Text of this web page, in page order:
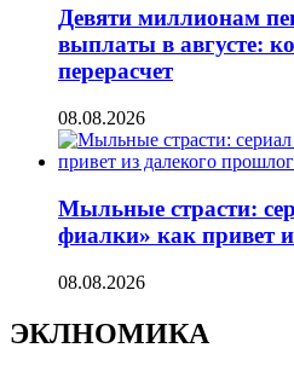
Девяти миллионам
выплаты в августе:
перерасчет
08.08.2026
Мыльные страсти:
фиалки» как привет
08.08.2026
ЭКЛНОМИКА